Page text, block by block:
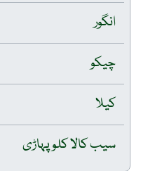
انگور
چیکو
کیلا
سیب کالا کلو پہاڑی